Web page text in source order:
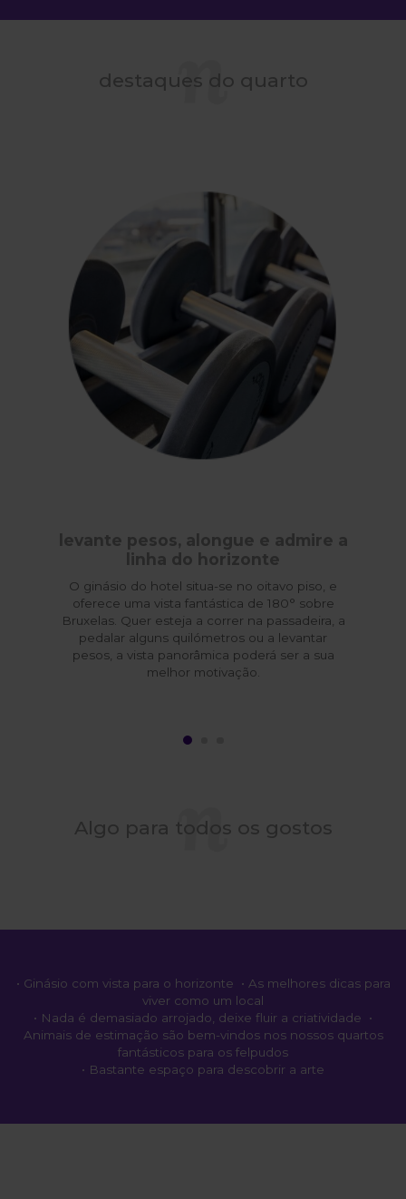
destaques do quarto
levante pesos, alongue e admire a
linha do horizonte
O ginásio do hotel situa-se no oitavo piso, e
oferece uma vista fantástica de 180° sobre
Bruxelas. Quer esteja a correr na passadeira, a
pedalar alguns quilómetros ou a levantar
pesos, a vista panorâmica poderá ser a sua
melhor motivação.
Algo para todos os gostos
• Ginásio com vista para o horizonte • As melhores dicas para
viver como um local
• Nada é demasiado arrojado, deixe fluir a criatividade •
Animais de estimação são bem-vindos nos nossos quartos
fantásticos para os felpudos
• Bastante espaço para descobrir a arte